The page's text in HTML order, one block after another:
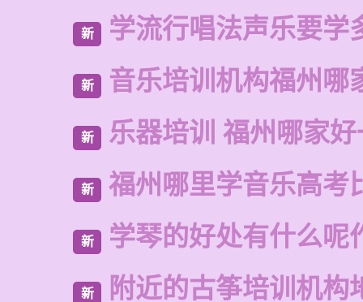
新 学流行唱法声乐要学
新 音乐培训机构福州哪
新 乐器培训 福州哪家
新 福州哪里学音乐高考
新 学琴的好处有什么呢
新 附近的古筝培训机构